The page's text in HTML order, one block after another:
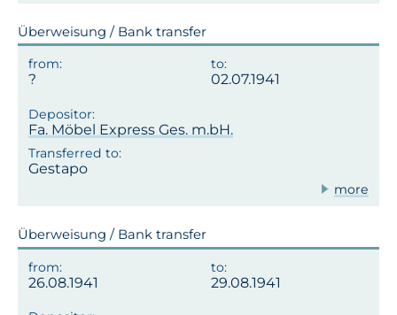
Überweisung / Bank transfer
02.07.1941
Fa. Möbel Express Ges. m.bH.
Gestapo
more
Überweisung / Bank transfer
26.08.1941 29.08.1941